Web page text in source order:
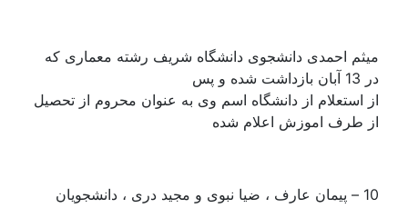
میثم احمدی دانشجوی دانشگاه شریف رشته معماری که
در 13 آبان بازداشت شده و پس
از استعلام از دانشگاه اسم وی به عنوان محروم از تحصیل
از طرف اموزش اعلام شده
10 – پیمان عارف ، ضیا نبوی و مجید دری ، دانشجویان